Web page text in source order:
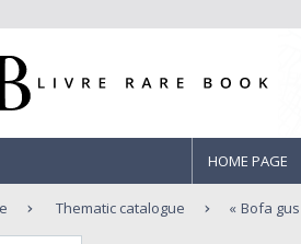
HOME PAGE
Thematic catalogue Bofa gus